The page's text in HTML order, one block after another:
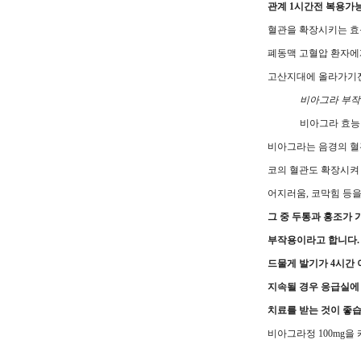
관계 1시간전 복용가
혈관을 확장시키는
폐동맥 고혈압 환자
고산지대에 올라가기
비아그라 부
비아그라 효능
비아그라는 음경의
코의 혈관도 확장시
어지러움, 코막힘 등
그 중 두통과 홍조가
부작용이라고 합니다.
드물게 발기가 4시간
지속될 경우 응급실
치료를 받는 것이 좋
비아그라정 100mg을